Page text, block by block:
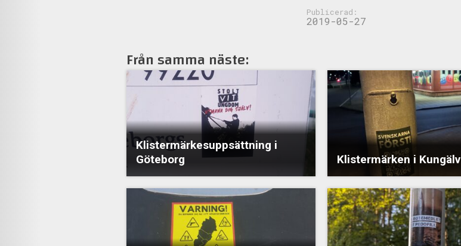
Publicerad:
2019-05-27
Från samma näste:
Klistermärkesuppsättning i
Göteborg
Klistermärken i Kungälv